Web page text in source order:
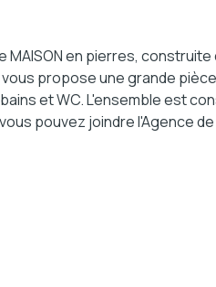
MAISON en pierres,
propose une grande
et WC. L'ensemble est
pouvez joindre l'Agence